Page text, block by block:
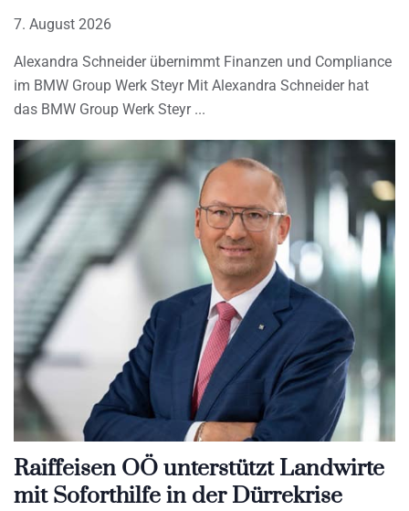
7. August 2026
Alexandra Schneider übernimmt Finanzen und Compliance
im BMW Group Werk Steyr Mit Alexandra Schneider hat
das BMW Group Werk Steyr
Raiffeisen OÖ unterstützt Landwirte
mit Soforthilfe in der Dürrekrise